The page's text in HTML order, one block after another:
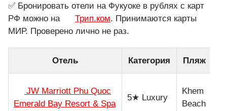
✅ Бронировать отели на Фукуоке в рублях с карт
РФ можно на
Трип.ком. Принимаются карты
МИР. Проверено лично не раз.
Отель Категория Пляж
JW Marriott Phu Quoc
Emerald Bay Resort & Spa
5★ Luxury
Khem
Beach